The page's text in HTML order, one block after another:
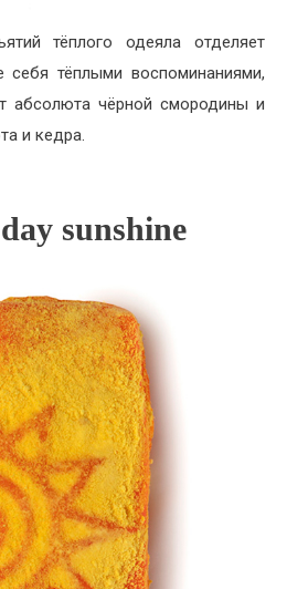
тёплого одеяла отделяет
себя тёплыми воспоминаниями,
абсолюта чёрной смородины и
и кедра.
sunshine